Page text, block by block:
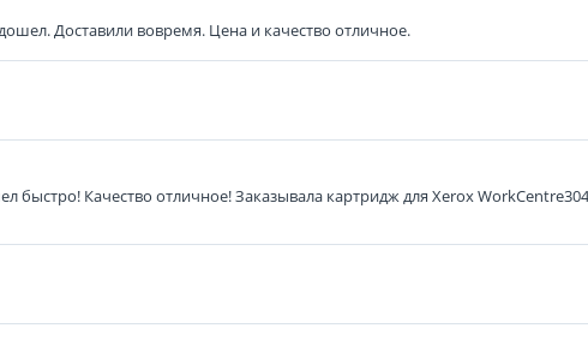
Доставили вовремя. Цена и качество отличное.
быстро! Качество отличное! Заказывала картридж для Xerox